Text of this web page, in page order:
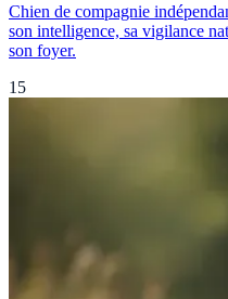
Chien de compagnie
son intelligence, sa vigilance
son foyer.
15